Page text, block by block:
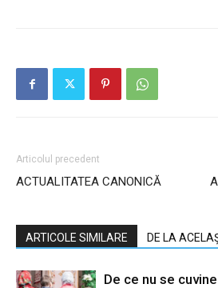
Articolul precedent
ACTUALITATEA CANONICĂ
ARTICOLE SIMILARE DE LA
De ce nu se